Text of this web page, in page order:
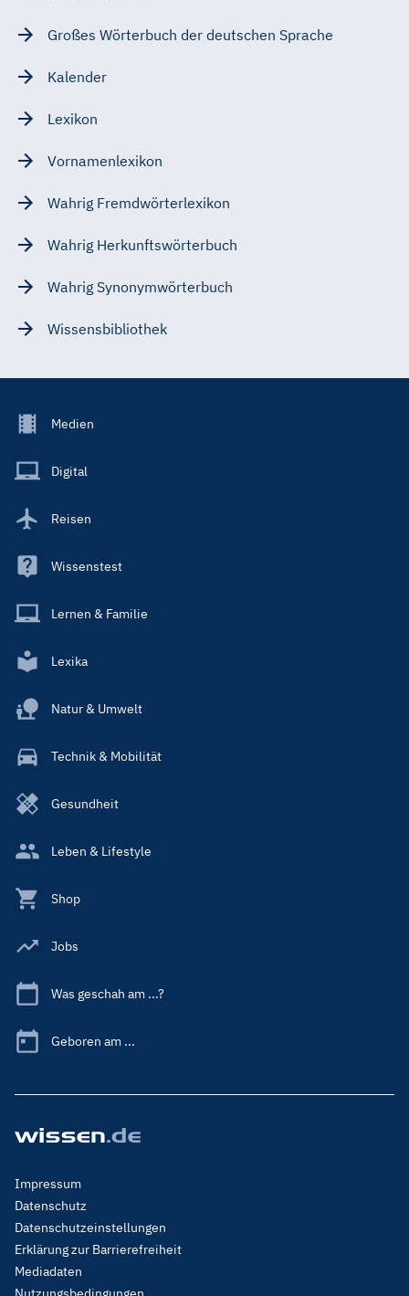
Großes Wörterbuch der deutschen Sprache
Kalender
Lexikon
Vornamenlexikon
Wahrig Fremdwörterlexikon
Wahrig Herkunftswörterbuch
Wahrig Synonymwörterbuch
Wissensbibliothek
Footer
Main
Medien
Digital
Reisen
Wissenstest
Lernen & Familie
Lexika
Natur & Umwelt
Technik & Mobilität
Gesundheit
Leben & Lifestyle
Shop
Jobs
Was geschah am ...?
Geboren am ...
Footer
Menu
Legal
Impressum
Datenschutz
Datenschutzeinstellungen
Erklärung zur Barrierefreiheit
Mediadaten